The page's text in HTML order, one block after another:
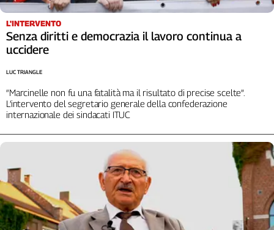
Girasoli
Il
Linea
Tech
It
Easy
InFlai
Le
trasmissioni
tv
L'INTERVENTO
Senza diritti e democrazia il lavoro continua a
uccidere
“Marcinelle non fu una fatalità ma il risultato di precise scelte”.
L’intervento del segretario generale della confederazione
internazionale dei sindacati ITUC
LUC TRIANGLE